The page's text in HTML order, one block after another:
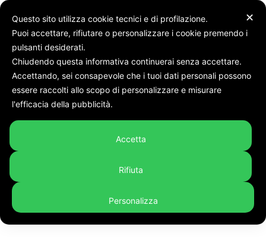
Questura
Tag:questura
✕
Questo sito utilizza cookie tecnici e di profilazione.
Puoi accettare, rifiutare o personalizzare i cookie premendo i
pulsanti desiderati.
Chiudendo questa informativa continuerai senza accettare.
Accettando, sei consapevole che i tuoi dati personali possono
essere raccolti allo scopo di personalizzare e misurare
l'efficacia della pubblicità.
Accetta
Rifiuta
Personalizza